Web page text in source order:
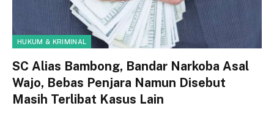
HUKUM & KRIMINAL
SC Alias Bambong, Bandar Narkoba Asal
Wajo, Bebas Penjara Namun Disebut
Masih Terlibat Kasus Lain